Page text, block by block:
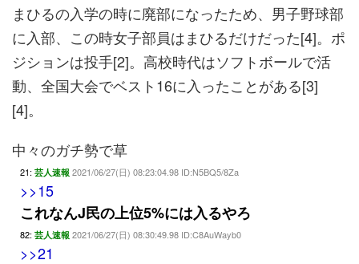
まひるの入学の時に廃部になったため、男子野球部
に入部、この時女子部員はまひるだけだった[4]。ポ
ジションは投手[2]。高校時代はソフトボールで活
動、全国大会でベスト16に入ったことがある[3]
[4]。
中々のガチ勢で草
21: 芸人速報 2021/06/27(日) 08:23:04.98 ID:N5BQ5/8Za
>>15
これなんJ民の上位5%には入るやろ
82: 芸人速報 2021/06/27(日) 08:30:49.98 ID:C8AuWayb0
>>21